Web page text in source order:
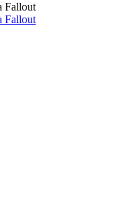
Fallout
Fallout